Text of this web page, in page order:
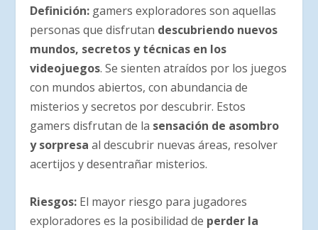
Definición: gamers exploradores son aquellas
personas que disfrutan descubriendo nuevos
mundos, secretos y técnicas en los
videojuegos. Se sienten atraídos por los juegos
con mundos abiertos, con abundancia de
misterios y secretos por descubrir. Estos
gamers disfrutan de la sensación de asombro
y sorpresa al descubrir nuevas áreas, resolver
acertijos y desentrañar misterios.
Riesgos: El mayor riesgo para jugadores
exploradores es la posibilidad de perder la